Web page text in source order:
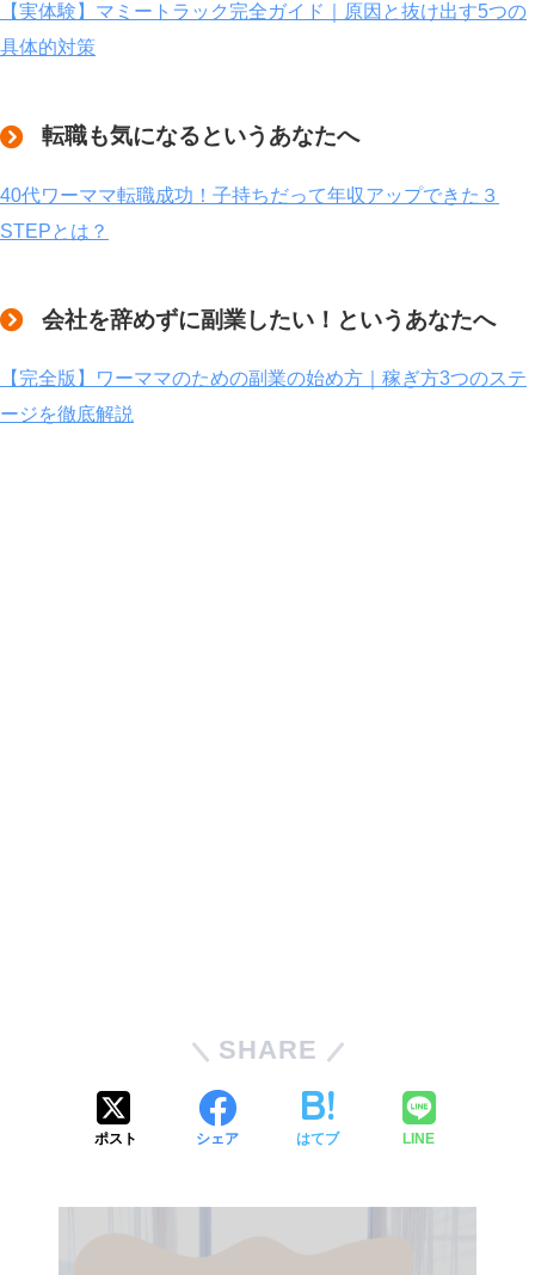
【実体験】マミートラック完全ガイド｜原因と抜け出す5つの
具体的対策
転職も気になるというあなたへ
40代ワーママ転職成功！子持ちだって年収アップできた３
STEPとは？
会社を辞めずに副業したい！というあなたへ
【完全版】ワーママのための副業の始め方｜稼ぎ方3つのステ
ージを徹底解説
SHARE
ポスト シェア はてブ LINE